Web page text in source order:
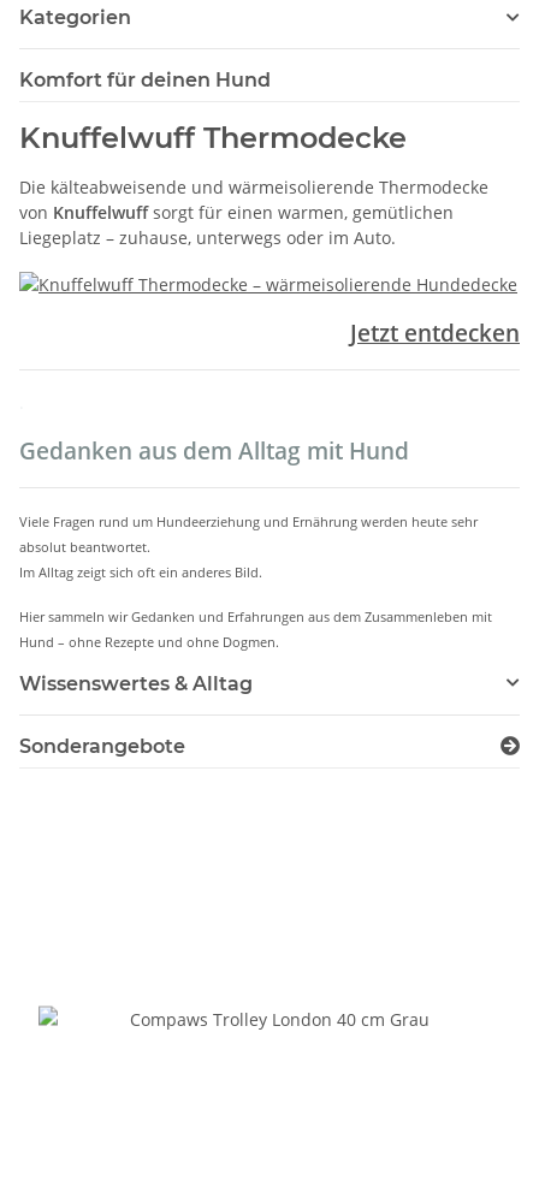
Kategorien
Komfort für deinen Hund
Knuffelwuff Thermodecke
Die kälteabweisende und wärmeisolierende Thermodecke
von Knuffelwuffsorgt für einen warmen, gemütlichen
Liegeplatz – zuhause, unterwegs oder im Auto.
Jetzt entdecken
Gedanken aus dem Alltag mit Hund
Viele Fragen rund um Hundeerziehung und Ernährung werden heute sehr
absolut beantwortet.
Im Alltag zeigt sich oft ein anderes Bild.
Hier sammeln wir Gedanken und Erfahrungen aus dem Zusammenleben mit
Hund – ohne Rezepte und ohne Dogmen.
Wissenswertes & Alltag
Sonderangebote